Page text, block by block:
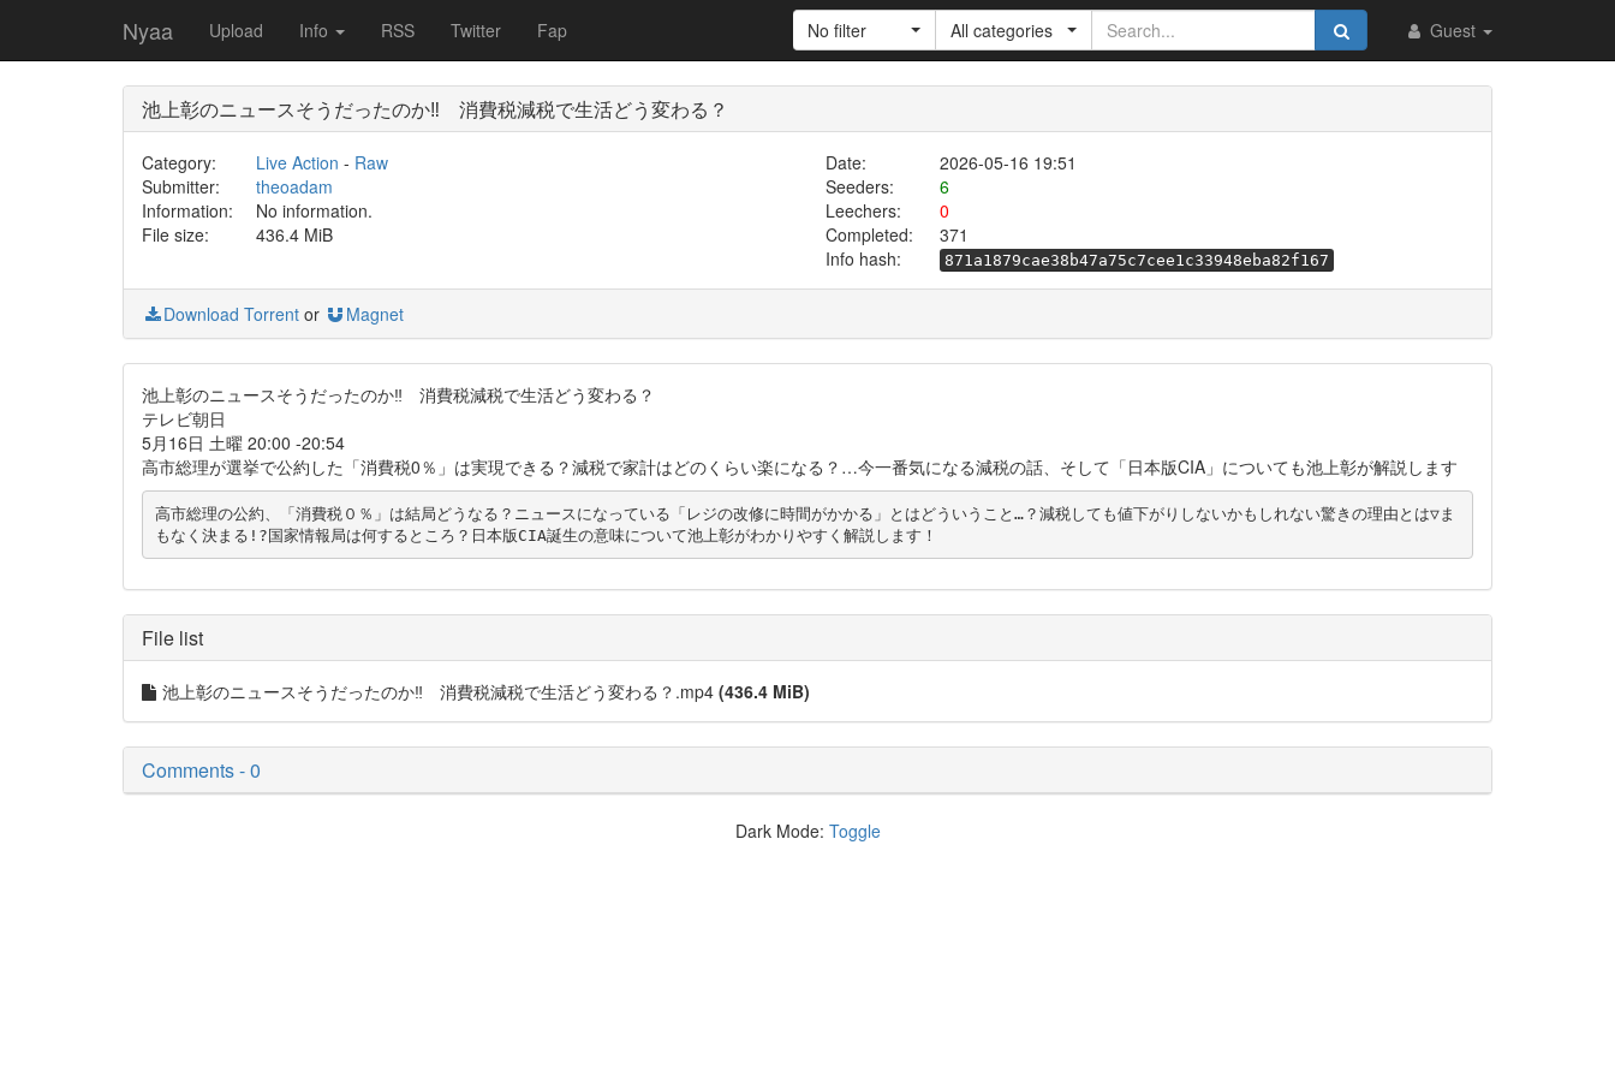
Nyaa Upload Info RSS Twitter Fap Guest
No filter All categories
池上彰のニュースそうだったのか‼ 消費税減税で生活どう変わる？
Category: Live Action - Raw Date:
2026-05-16 19:51
Submitter:
theoadam Seeders:
6
Information:
No information. Leechers:
0
File size:
436.4 MiB Completed:
371
Info hash:
871a1879cae38b47a75c7cee1c33948eba82f167
Download Torrent or Magnet
池上彰のニュースそうだったのか‼ 消費税減税で生活どう変わる？
テレビ朝日
5月16日 土曜 20:00 -20:54
高市総理が選挙で公約した「消費税0％」は実現できる？減税で家計はどのくらい楽になる？…今一番気になる減税の話、そして「日本版CIA」についても池上彰が解説します
高市総理の公約、「消費税０％」は結局どうなる？ニュースになっている「レジの改修に時間がかかる」とはどういうこと…？減税しても値下がりしないかもしれない驚きの理由とは▽ま
もなく決まる!?国家情報局は何するところ？日本版CIA誕生の意味について池上彰がわかりやすく解説します！
File list
池上彰のニュースそうだったのか‼ 消費税減税で生活どう変わる？.mp4 (436.4 MiB)
Comments - 0
Dark Mode: Toggle